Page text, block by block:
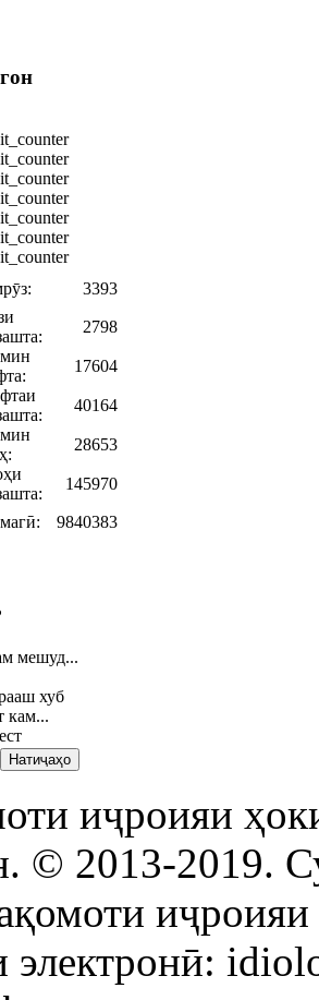
3393
2798
17604
40164
28653
145970
9840383
мешуд...
хуб
кам...
иҷроияи
© 2013-2019.
иҷроияи
электронӣ: